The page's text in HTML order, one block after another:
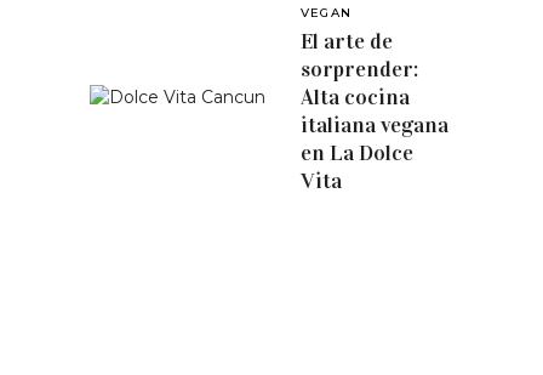
VEGAN
El arte de
sorprender:
Alta cocina
italiana vegana
en La Dolce
Vita